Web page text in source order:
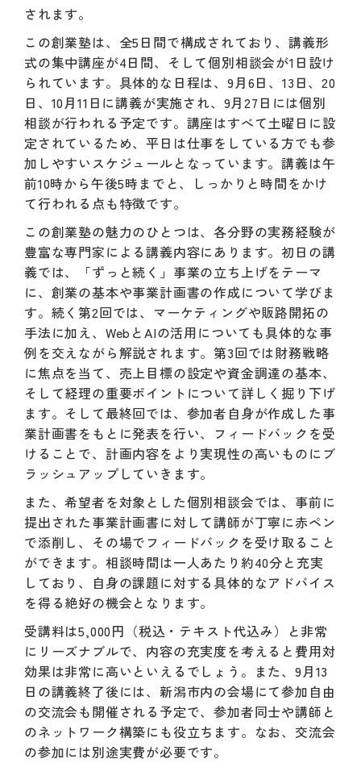
されます。
この創業塾は、全5日間で構成されており、講義形
式の集中講座が4日間、そして個別相談会が1日設け
られています。具体的な日程は、9月6日、13日、20
日、10月11日に講義が実施され、9月27日には個別
相談が行われる予定です。講座はすべて土曜日に設
定されているため、平日は仕事をしている方でも参
加しやすいスケジュールとなっています。講義は午
前10時から午後5時までと、しっかりと時間をかけ
て行われる点も特徴です。
この創業塾の魅力のひとつは、各分野の実務経験が
豊富な専門家による講義内容にあります。初日の講
義では、「ずっと続く」事業の立ち上げをテーマ
に、創業の基本や事業計画書の作成について学びま
す。続く第2回では、マーケティングや販路開拓の
手法に加え、WebとAIの活用についても具体的な事
例を交えながら解説されます。第3回では財務戦略
に焦点を当て、売上目標の設定や資金調達の基本、
そして経理の重要ポイントについて詳しく掘り下げ
ます。そして最終回では、参加者自身が作成した事
業計画書をもとに発表を行い、フィードバックを受
けることで、計画内容をより実現性の高いものにブ
ラッシュアップしていきます。
また、希望者を対象とした個別相談会では、事前に
提出された事業計画書に対して講師が丁寧に赤ペン
で添削し、その場でフィードバックを受け取ること
ができます。相談時間は一人あたり約40分と充実
しており、自身の課題に対する具体的なアドバイス
を得る絶好の機会となります。
受講料は5,000円（税込・テキスト代込み）と非常
にリーズナブルで、内容の充実度を考えると費用対
効果は非常に高いといえるでしょう。また、9月13
日の講義終了後には、新潟市内の会場にて参加自由
の交流会も開催される予定で、参加者同士や講師と
のネットワーク構築にも役立ちます。なお、交流会
の参加には別途実費が必要です。